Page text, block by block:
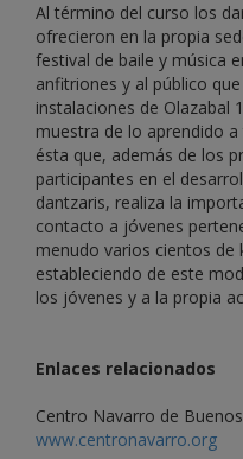
Al término del curso los
ofrecieron en la propia
festival de baile y música
anfitriones y al público
instalaciones de Olazabal
muestra de lo aprendido
ésta que, además de los
participantes en el
dantzaris, realiza la
contacto a jóvenes
menudo varios cientos de
estableciendo de este
los jóvenes y a la propia
Enlaces relacionados
Centro Navarro de
www.centronavarro.org